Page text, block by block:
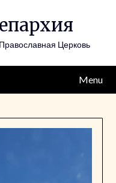
Церковь
Menu